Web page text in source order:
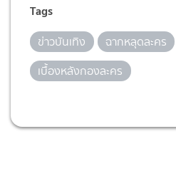
Tags
ข่าวบันเทิง ฉากหลุดละคร
เบื้องหลังกองละคร